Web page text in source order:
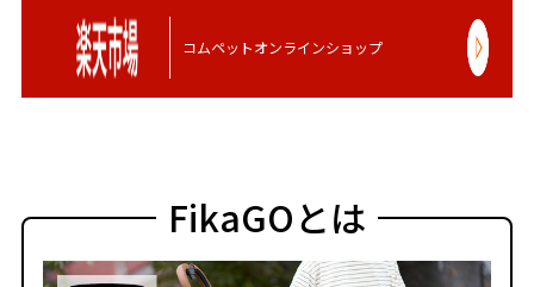
コムペットオンラインショップ
FikaGOとは